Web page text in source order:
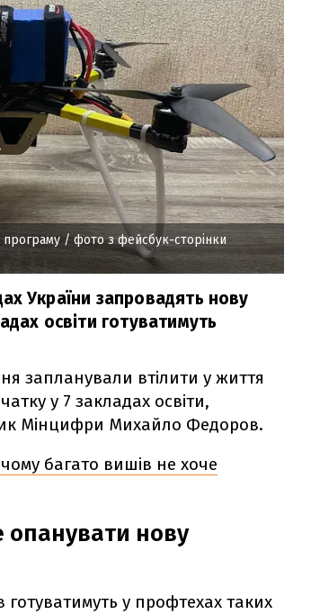
програму / фото з фейсбук-сторінки
України запровадять нову
освіти готуватимуть
запланували втілити у життя
у 7 закладах освіти,
Мінцифри Михайло Федоров.
багато вишів не хоче
опанувати нову
готуватимуть у профтехах таких